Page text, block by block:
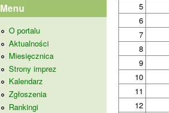
5
6
7
8
9
10
11
12
Menu
O portalu
Aktualności
Miesięcznica
Strony imprez
Kalendarz
Zgłoszenia
Rankingi